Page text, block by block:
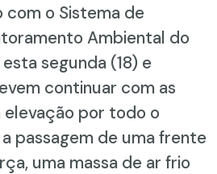
com o Sistema de
Ambiental do
segunda (18) e
continuar com as
por todo o
passagem de uma frente
uma massa de ar frio